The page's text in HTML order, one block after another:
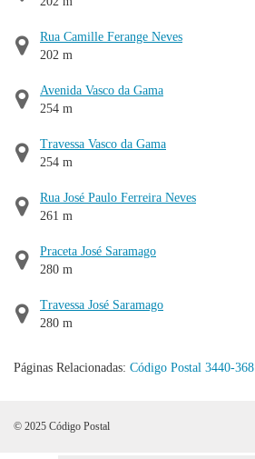
Rua Camille Ferange Neves
202 m
Avenida Vasco da Gama
254 m
Travessa Vasco da Gama
254 m
Rua José Paulo Ferreira Neves
261 m
Praceta José Saramago
280 m
Travessa José Saramago
280 m
Páginas Relacionadas: Código Postal 3440-368
© 2025 Código Postal